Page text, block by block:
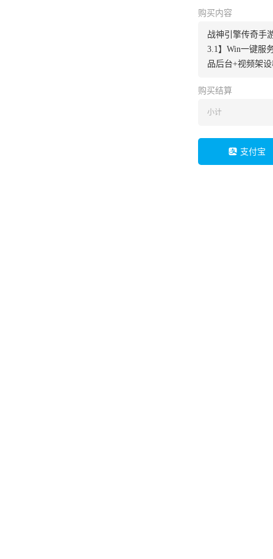
购买内容
战神引擎传奇手
3.1】Win一键服
品后台+视频架
购买结算
小计
支付宝